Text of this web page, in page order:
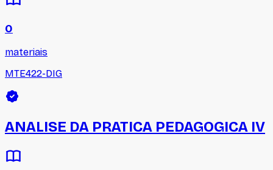
0
materiais
MTE422-DIG
ANALISE DA PRATICA PEDAGOGICA IV